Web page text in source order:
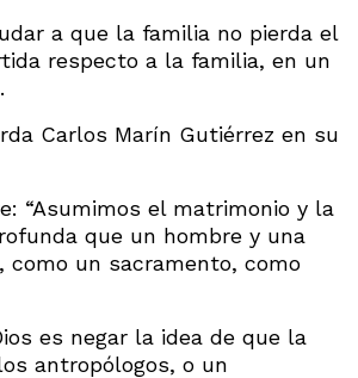
a que la familia no pierda el
respecto a la familia, en un
Carlos Marín Gutiérrez en su
“Asumimos el matrimonio y la
que un hombre y una
como un sacramento, como
es negar la idea de que la
antropólogos, o un